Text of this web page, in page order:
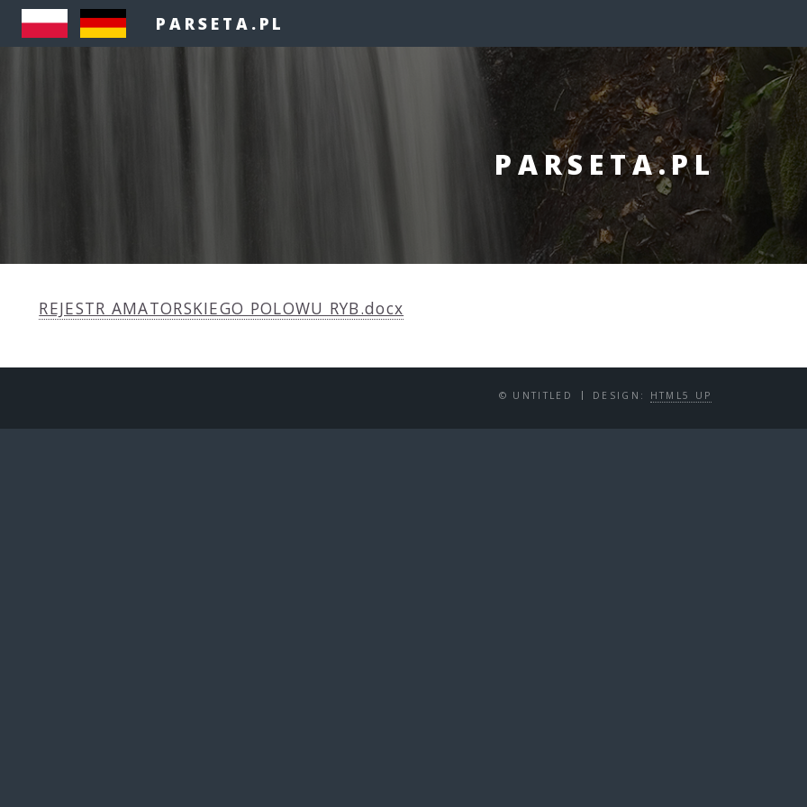
PARSETA.PL
PARSETA.PL
REJESTR AMATORSKIEGO POLOWU RYB.docx
© UNTITLED DESIGN: HTML5 UP